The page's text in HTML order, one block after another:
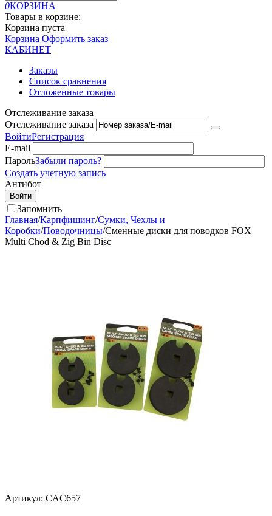
0КОРЗИНА
Товары в корзине:
Корзина пуста
Корзина Оформить заказ
КАБИНЕТ
Заказы
Список сравнения
Отложенные товары
Отслеживание заказа
Отслеживание заказа
ВойтиРегистрация
E-mail
ПарольЗабыли пароль?
Создать учетную запись
Антибот
Войти
Запомнить
Главная/Карпфишинг/Сумки, Чехлы и
Коробки/Поводочницы/Сменные диски для поводков FOX
Multi Chod & Zig Bin Disc
Артикул: CAC657